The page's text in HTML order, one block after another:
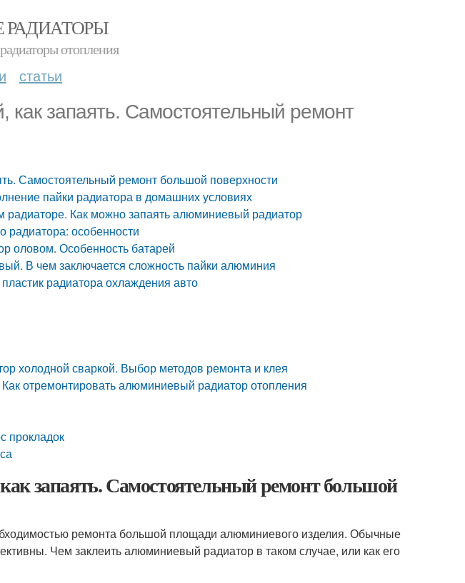
отопления
статьи
запаять. Самостоятельный ремонт
Самостоятельный ремонт большой поверхности
пайки радиатора в домашних условиях
радиаторе. Как можно запаять алюминиевый радиатор
радиатора: особенности
оловом. Особенность батарей
В чем заключается сложность пайки алюминия
радиатора охлаждения авто
холодной сваркой. Выбор методов ремонта и клея
отремонтировать алюминиевый радиатор отопления
прокладок
запаять. Самостоятельный ремонт большой
ремонта большой площади алюминиевого изделия. Обычные
Чем заклеить алюминиевый радиатор в таком случае, или как его